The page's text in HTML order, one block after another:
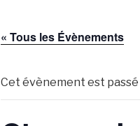
« Tous les Évènements
Cet évènement est passé